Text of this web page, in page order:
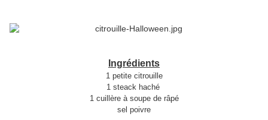
Ingrédients
1 petite citrouille
1 steack haché
1 cuillère à soupe de râpé
sel poivre